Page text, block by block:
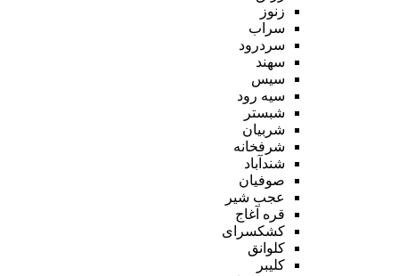
زنوز
سراب
سردرود
سهند
سیس
سیه رود
شبستر
شربیان
شرفخانه
شندآباد
صوفیان
عجب شیر
قره آغاج
کشکسرای
کلوانق
کلیبر